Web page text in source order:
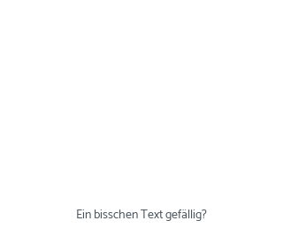
Ein bisschen Text gefällig?